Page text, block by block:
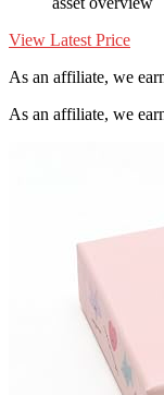
View Latest Price
As an affiliate, we
As an affiliate, we